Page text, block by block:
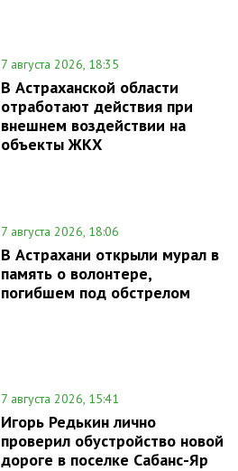
7 августа 2026, 18:35
В Астраханской области
отработают действия при
внешнем воздействии на
объекты ЖКХ
7 августа 2026, 18:06
В Астрахани открыли мурал в
память о волонтере,
погибшем под обстрелом
7 августа 2026, 15:41
Игорь Редькин лично
проверил обустройство новой
дороге в поселке Сабанс-Яр